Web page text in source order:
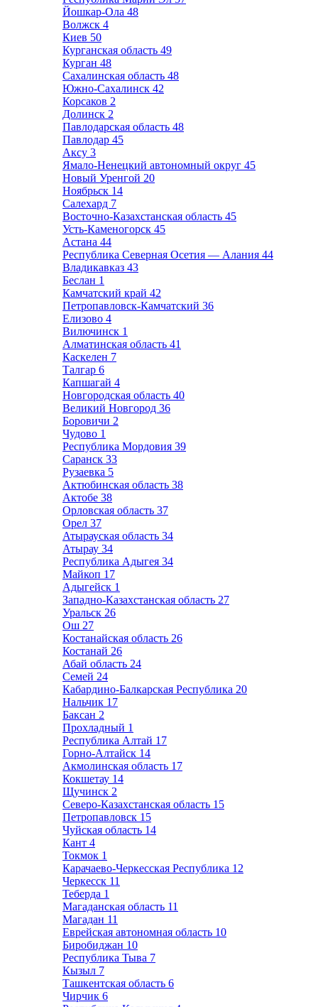
Йошкар-Ола 48
Волжск 4
Киев 50
Курганская область 49
Курган 48
Сахалинская область 48
Южно-Сахалинск 42
Корсаков 2
Долинск 2
Павлодарская область 48
Павлодар 45
Аксу 3
Ямало-Ненецкий автономный округ 45
Новый Уренгой 20
Ноябрьск 14
Салехард 7
Восточно-Казахстанская область 45
Усть-Каменогорск 45
Астана 44
Республика Северная Осетия — Алания 44
Владикавказ 43
Беслан 1
Камчатский край 42
Петропавловск-Камчатский 36
Елизово 4
Вилючинск 1
Алматинская область 41
Каскелен 7
Талгар 6
Капшагай 4
Новгородская область 40
Великий Новгород 36
Боровичи 2
Чудово 1
Республика Мордовия 39
Саранск 33
Рузаевка 5
Актюбинская область 38
Актобе 38
Орловская область 37
Орел 37
Атырауская область 34
Атырау 34
Республика Адыгея 34
Майкоп 17
Адыгейск 1
Западно-Казахстанская область 27
Уральск 26
Ош 27
Костанайская область 26
Костанай 26
Абай область 24
Семей 24
Кабардино-Балкарская Республика 20
Нальчик 17
Баксан 2
Прохладный 1
Республика Алтай 17
Горно-Алтайск 14
Акмолинская область 17
Кокшетау 14
Щучинск 2
Северо-Казахстанская область 15
Петропавловск 15
Чуйская область 14
Кант 4
Токмок 1
Карачаево-Черкесская Республика 12
Черкесск 11
Теберда 1
Магаданская область 11
Магадан 11
Еврейская автономная область 10
Биробиджан 10
Республика Тыва 7
Кызыл 7
Ташкентская область 6
Чирчик 6